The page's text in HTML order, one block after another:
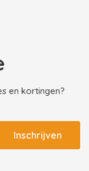
en kortingen?
Inschrijven